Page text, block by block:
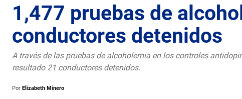
1,477 pruebas de
conductores detenidos
A través de las pruebas de alcoholemia en los controles
resultado 21 conductores detenidos.
Por Elizabeth Minero